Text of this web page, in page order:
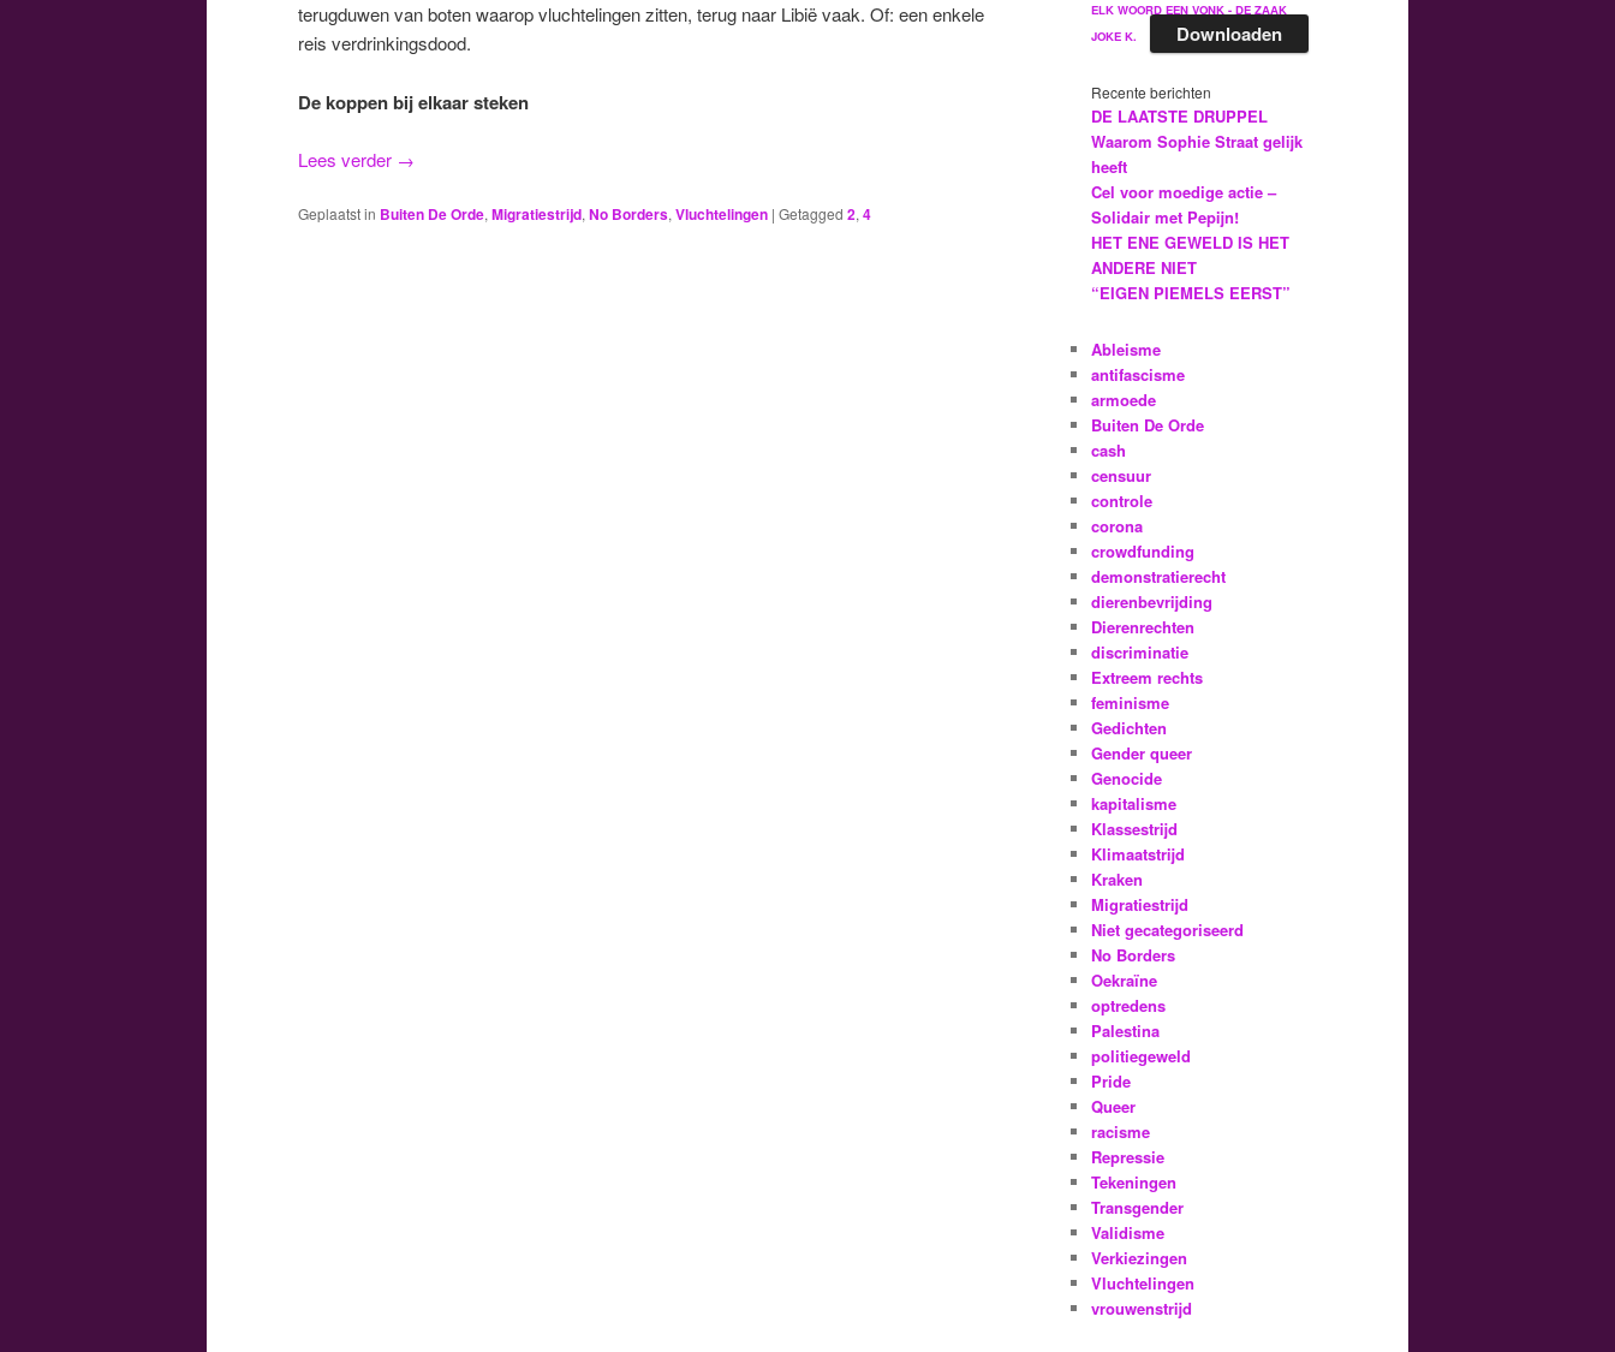
terugduwen van boten waarop vluchtelingen zitten, terug naar Libië vaak. Of: een enkele
reis verdrinkingsdood.
De koppen bij elkaar steken
Lees verder →
Geplaatst in Buiten De Orde,Migratiestrijd,No Borders,Vluchtelingen | Getagged 2,4
ELK WOORD EEN VONK - DE ZAAK
JOKE K.
Downloaden
Recente berichten
DE LAATSTE DRUPPEL
Waarom Sophie Straat gelijk
heeft
Cel voor moedige actie –
Solidair met Pepijn!
HET ENE GEWELD IS HET
ANDERE NIET
“EIGEN PIEMELS EERST”
Ableisme
antifascisme
armoede
Buiten De Orde
cash
censuur
controle
corona
crowdfunding
demonstratierecht
dierenbevrijding
Dierenrechten
discriminatie
Extreem rechts
feminisme
Gedichten
Gender queer
Genocide
kapitalisme
Klassestrijd
Klimaatstrijd
Kraken
Migratiestrijd
Niet gecategoriseerd
No Borders
Oekraïne
optredens
Palestina
politiegeweld
Pride
Queer
racisme
Repressie
Tekeningen
Transgender
Validisme
Verkiezingen
Vluchtelingen
vrouwenstrijd